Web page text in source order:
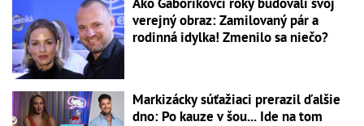
verejný obraz: Zamilovaný pár a
rodinná idylka! Zmenilo sa niečo?
Markizácky súťažiaci prerazil ďalšie
dno: Po kauze v šou... Ide na tom